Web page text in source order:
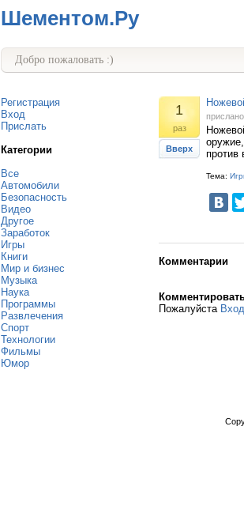
Шементом.Ру
Добро пожаловать :)
Регистрация
Вход
Прислать
Категории
Все
Автомобили
Безопасность
Видео
Другое
Заработок
Игры
Книги
Мир и бизнес
Музыка
Наука
Программы
Развлечения
Спорт
Технологии
Фильмы
Юмор
1
раз
Вверх
против
Тема:
Комментарии
Пожалуйста Вход